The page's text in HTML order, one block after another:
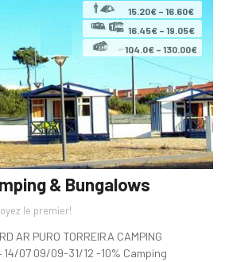
15.20€ – 16.60€
16.45€ – 19.05€
104.0€ – 130.00€
& Bungalows
le premier!
AR PURO TORREIRA CAMPING
14/07 09/09-31/12 -10% Camping